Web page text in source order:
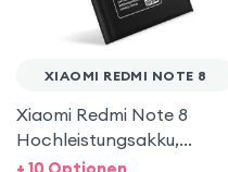
XIAOMI REDMI NOTE 8
Xiaomi Redmi Note 8
Hochleistungsakku,
4500mAh Austausch-